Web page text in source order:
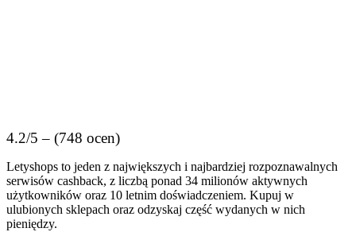
4.2/5 – (748 ocen)
Letyshops to jeden z największych i najbardziej rozpoznawalnych
serwisów cashback, z liczbą ponad 34 milionów aktywnych
użytkowników oraz 10 letnim doświadczeniem. Kupuj w
ulubionych sklepach oraz odzyskaj część wydanych w nich
pieniędzy.